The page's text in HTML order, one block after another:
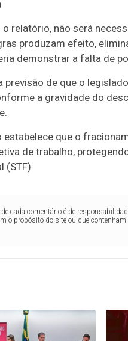
o relatório, não será
produzam efeito,
demonstrar a falta de
previsão de que o
a gravidade do
estabelece que o
de trabalho,
(STF).
cada comentário é de
o propósito do site ou que